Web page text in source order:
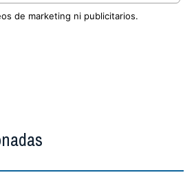
de marketing ni publicitarios.